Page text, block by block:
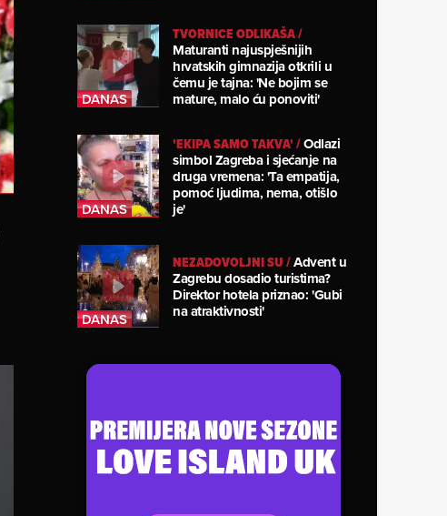
TVORNICE ODLIKAŠA/
Maturanti najuspješnijih
hrvatskih gimnazija otkrili u
čemu je tajna: 'Ne bojim se
mature, malo ću ponoviti'
'EKIPA SAMO TAKVA'/Odlazi
simbol Zagreba i sjećanje na
druga vremena: 'Ta empatija,
pomoć ljudima, nema, otišlo
je'
NEZADOVOLJNI SU/Advent u
Zagrebu dosadio turistima?
Direktor hotela priznao: 'Gubi
na atraktivnosti'